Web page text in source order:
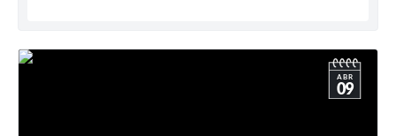
ABR
09